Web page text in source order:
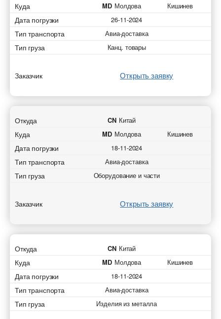
Отправляя заявку, вы соглашаетесь на обработку
персональных данных.
Отправляя заявку, вы соглашаетесь на обработку
персональных данных.
Куда MD Молдова Кишинев
Дата погрузки 26-11-2024
Тип транспорта Авиа-доставка
Тип груза Канц. товары
Заказчик Открыть заявку
Откуда CN Китай
Куда MD Молдова Кишинев
Дата погрузки 18-11-2024
Тип транспорта Авиа-доставка
Тип груза Оборудование и части
Заказчик Открыть заявку
Откуда CN Китай
Куда MD Молдова Кишинев
Дата погрузки 18-11-2024
Тип транспорта Авиа-доставка
Тип груза Изделия из металла
Отправляя заявку, вы соглашаетесь на обработку
персональных данных.
Отправляя заявку, вы соглашаетесь на обработку
персональных данных.